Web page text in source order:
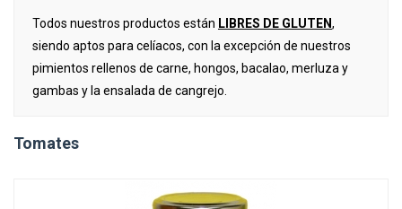
Todos nuestros productos están LIBRES DE GLUTEN,
siendo aptos para celíacos, con la excepción de nuestros
pimientos rellenos de carne, hongos, bacalao, merluza y
gambas y la ensalada de cangrejo.
Tomates